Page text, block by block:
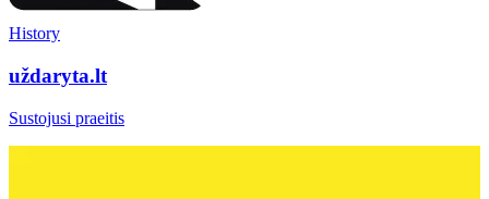
History
uždaryta.lt
Sustojusi praeitis